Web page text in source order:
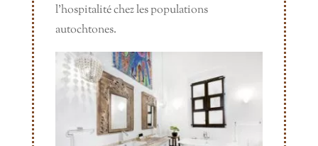
l’hospitalité chez les populations
autochtones.